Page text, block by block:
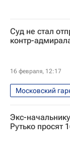
Суд не стал
контр-
16 февраля, 12:17
Московский
Происшествия
Экс-
Рутько просят